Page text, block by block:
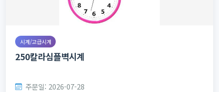
시계/고급시계
250칼라심플벽시계
주문일: 2026-07-28